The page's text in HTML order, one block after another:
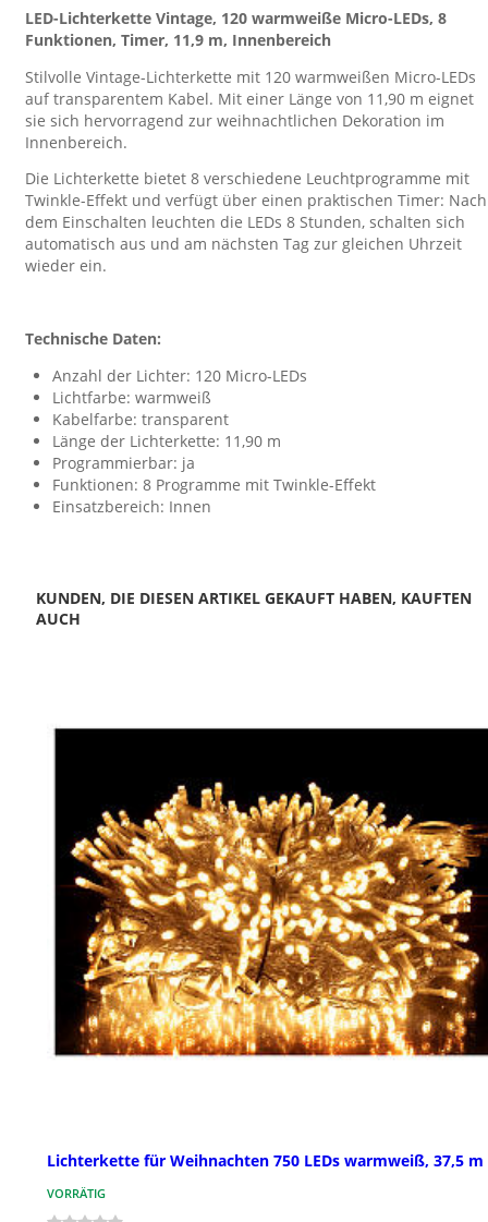
LED-Lichterkette Vintage, 120 warmweiße Micro-LEDs, 8
Funktionen, Timer, 11,9 m, Innenbereich
Stilvolle Vintage-Lichterkette mit 120 warmweißen Micro-LEDs
auf transparentem Kabel. Mit einer Länge von 11,90 m eignet
sie sich hervorragend zur weihnachtlichen Dekoration im
Innenbereich.
Die Lichterkette bietet 8 verschiedene Leuchtprogramme mit
Twinkle-Effekt und verfügt über einen praktischen Timer: Nach
dem Einschalten leuchten die LEDs 8 Stunden, schalten sich
automatisch aus und am nächsten Tag zur gleichen Uhrzeit
wieder ein.
Technische Daten:
Anzahl der Lichter: 120 Micro-LEDs
Lichtfarbe: warmweiß
Kabelfarbe: transparent
Länge der Lichterkette: 11,90 m
Programmierbar: ja
Funktionen: 8 Programme mit Twinkle-Effekt
Einsatzbereich: Innen
KUNDEN, DIE DIESEN ARTIKEL GEKAUFT HABEN, KAUFTEN
AUCH
Lichterkette für Weihnachten 750 LEDs warmweiß, 37,5 m
VORRÄTIG